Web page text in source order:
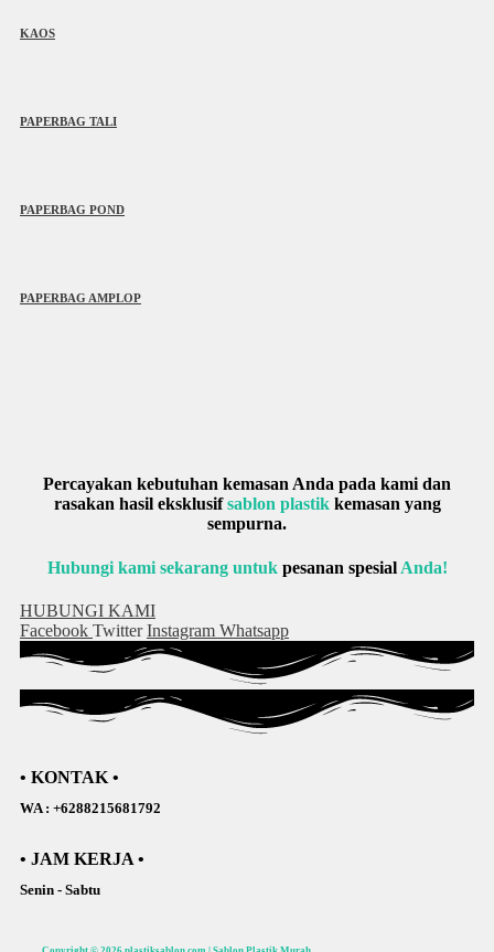
KAOS
PAPERBAG TALI
PAPERBAG POND
PAPERBAG AMPLOP
Percayakan kebutuhan kemasan Anda pada kami dan
rasakan hasil eksklusifsablon plastikkemasan yang
sempurna.
Hubungi kami sekarang untuk pesanan spesial Anda!
HUBUNGI KAMI
Facebook Twitter Instagram Whatsapp
• KONTAK •
WA : +6288215681792
• JAM KERJA •
Senin - Sabtu